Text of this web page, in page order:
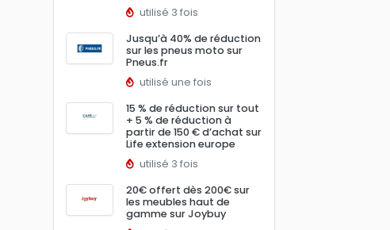
utilisé 3 fois
Jusqu’à 40% de réduction
sur les pneus moto sur
Pneus.fr
utilisé une fois
15 % de réduction sur tout
+ 5 % de réduction à
partir de 150 € d’achat sur
Life extension europe
utilisé 3 fois
20€ offert dès 200€ sur
les meubles haut de
gamme sur Joybuy